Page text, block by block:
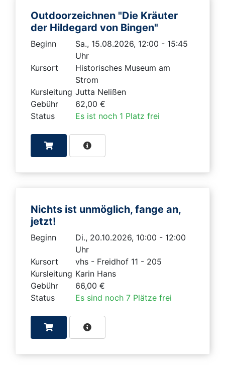
Outdoorzeichnen "Die Kräuter
der Hildegard von Bingen"
Beginn
Sa., 15.08.2026, 12:00 - 15:45
Uhr
Kursort
Historisches Museum am
Strom
Kursleitung Jutta Nelißen
Gebühr
62,00 €
Status
Es ist noch 1 Platz frei
Nichts ist unmöglich, fange an,
jetzt!
Beginn
Di., 20.10.2026, 10:00 - 12:00
Uhr
Kursort
vhs - Freidhof 11 - 205
Kursleitung Karin Hans
Gebühr
66,00 €
Status
Es sind noch 7 Plätze frei